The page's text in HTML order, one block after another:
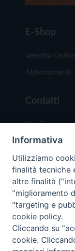
E-Shop
Vendita
Abbonamenti
Contatti
Chi Siamo
Redazione
Scrivici
Copyright ©
Trentina
Informativa
Utilizziamo
finalità tecniche
altre finalità
"miglioramento
"targeting e
cookie policy.
Cliccando su
cookie.